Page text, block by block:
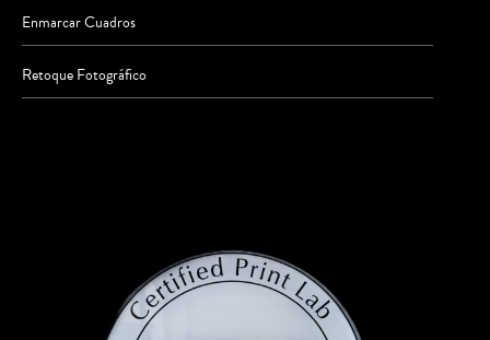
Enmarcar Cuadros
Retoque Fotográfico